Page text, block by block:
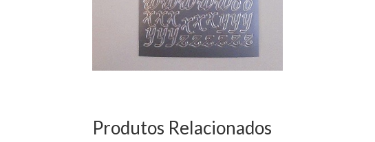
Produtos Relacionados